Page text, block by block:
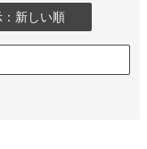
：新しい順